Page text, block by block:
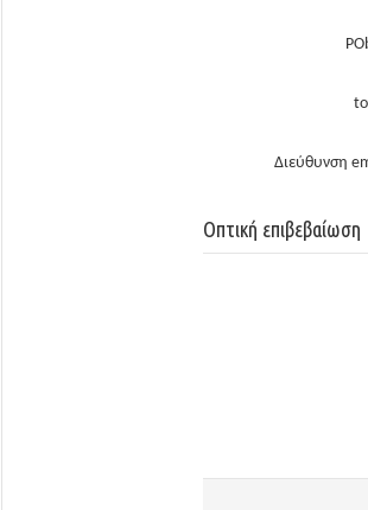
Διεύθυνση
Οπτική επιβεβαίωση